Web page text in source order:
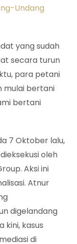
Undang
yang sudah
secara turun
para petani
mulai bertani
bertani
7 Oktober lalu,
oleh
Aksi ini
Atnur
digelandang
kini, kasus
di